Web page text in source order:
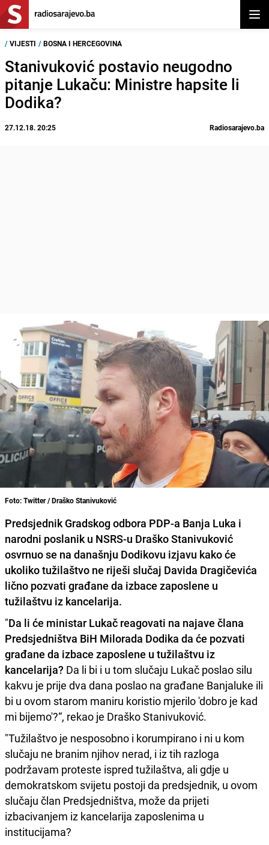
/ VIJESTI / BOSNA I HERCEGOVINA
Stanivuković postavio neugodno
pitanje Lukaču: Ministre hapsite li
Dodika?
27.12.18. 20:25 Radiosarajevo.ba
Foto: Twitter / Draško Stanivuković
Predsjednik Gradskog odbora PDP-a Banja Luka i
narodni poslanik u NSRS-u Draško Stanivuković
osvrnuo se na današnju Dodikovu izjavu kako će
ukoliko tužilaštvo ne riješi slučaj Davida Dragičevića
lično pozvati građane da izbace zaposlene u
tužilaštvu iz kancelarija.
"Da li će ministar Lukač reagovati na najave člana
Predsjedništva BiH Milorada Dodika da će pozvati
građane da izbace zaposlene u tužilaštvu iz
kancelarija? Da li bi i u tom slučaju Lukač poslao silu
kakvu je prije dva dana poslao na građane Banjaluke ili
bi u ovom starom maniru koristio mjerilo 'dobro je kad
mi bijemo'?“, rekao je Draško Stanivuković.
"Tužilaštvo je nesposobno i korumpirano i ni u kom
slučaju ne branim njihov nerad, i iz tih razloga
podržavam proteste ispred tužilaštva, ali gdje u
demokratskom svijetu postoji da predsjednik, u ovom
slučaju član Predsjedništva, može da prijeti
izbacivanjem iz kancelarija zaposlenima u
institucijama?